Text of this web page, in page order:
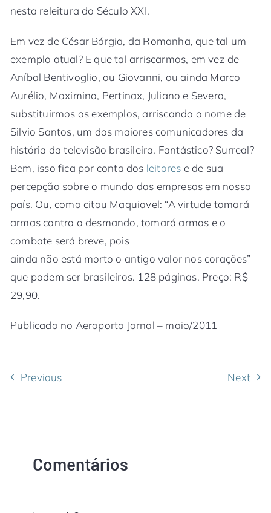
nesta releitura do Século XXI.
Em vez de César Bórgia, da Romanha, que tal um
exemplo atual? E que tal arriscarmos, em vez de
Aníbal Bentivoglio, ou Giovanni, ou ainda Marco
Aurélio, Maximino, Pertinax, Juliano e Severo,
substituirmos os exemplos, arriscando o nome de
Silvio Santos, um dos maiores comunicadores da
história da televisão brasileira. Fantástico? Surreal?
Bem, isso fica por conta dos leitores e de sua
percepção sobre o mundo das empresas em nosso
país. Ou, como citou Maquiavel: “A virtude tomará
armas contra o desmando, tomará armas e o
combate será breve, pois
ainda não está morto o antigo valor nos corações”
que podem ser brasileiros. 128 páginas. Preço: R$
29,90.
Publicado no Aeroporto Jornal – maio/2011
Previous Next
Comentários